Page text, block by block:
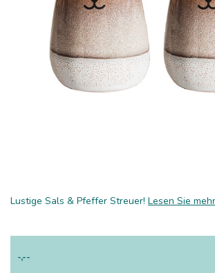
Lustige Sals & Pfeffer Streuer! Lesen Sie mehr
-,--